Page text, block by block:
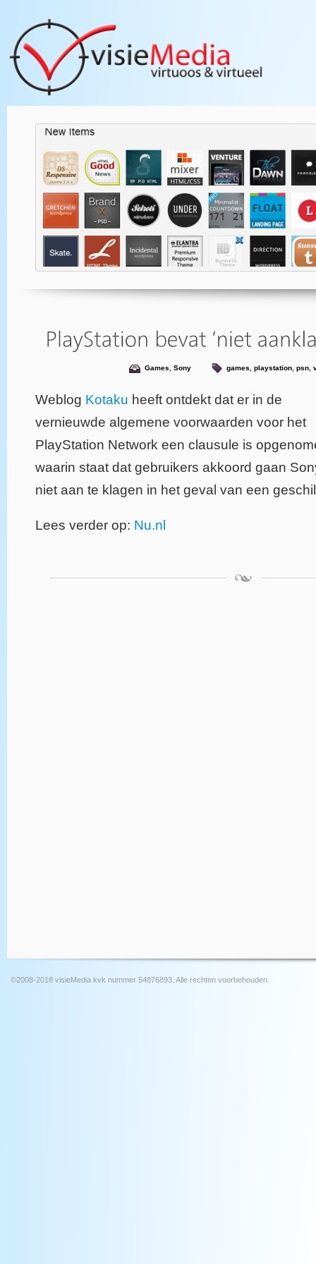
Games, Sony games, playstation, psn,
Weblog Kotaku heeft ontdekt dat er in de
vernieuwde algemene voorwaarden voor het
PlayStation Network een clausule is
waarin staat dat gebruikers akkoord gaan
niet aan te klagen in het geval van een
Lees verder op: Nu.nl
©2008-2018 visieMedia kvk nummer 54876893. Alle rechten voorbehouden.